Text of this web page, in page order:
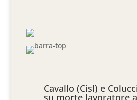
Cavallo (Cisl) e
su morte lavoratore a